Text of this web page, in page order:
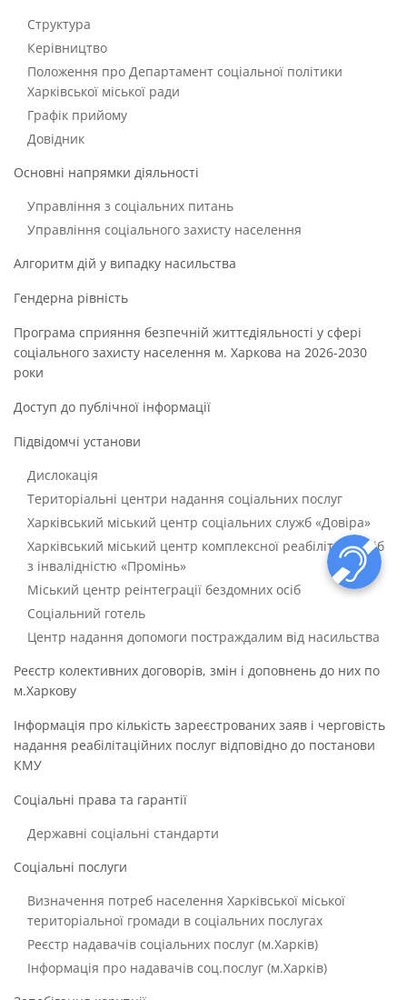
Структура
Керівництво
Положення про Департамент соціальної політики
Харківської міської ради
Графік прийому
Довідник
Основні напрямки діяльності
Управління з соціальних питань
Управління соціального захисту населення
Алгоритм дій у випадку насильства
Гендерна рівність
Програма сприяння безпечній життєдіяльності у сфері
соціального захисту населення м. Харкова на 2026-2030
роки
Доступ до публічної інформації
Підвідомчі установи
Дислокація
Територіальні центри надання соціальних послуг
Харківський міський центр соціальних служб «Довіра»
Харківський міський центр комплексної реабілітації осіб
з інвалідністю «Промінь»
Міський центр реінтеграції бездомних осіб
Соціальний готель
Центр надання допомоги постраждалим від насильства
Реєстр колективних договорів, змін і доповнень до них по
м.Харкову
Інформація про кількість зареєстрованих заяв і черговість
надання реабілітаційних послуг відповідно до постанови
КМУ
Соціальні права та гарантії
Державні соціальні стандарти
Соціальні послуги
Визначення потреб населення Харківської міської
територіальної громади в соціальних послугах
Реєстр надавачів соціальних послуг (м.Харків)
Інформація про надавачів соц.послуг (м.Харків)